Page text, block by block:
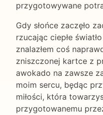
przygotowywane
Gdy słońce zaczęło
rzucając ciepłe
znalazłem coś
zniszczonej kartce z
awokado na zawsze
moim sercu, będąc
miłości, która
przygotowanemu